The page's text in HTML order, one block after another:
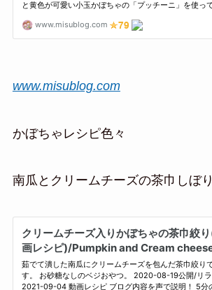
www.misublog.com
かぼちゃレシピ色々
南瓜とクリームチーズの茶巾しぼり